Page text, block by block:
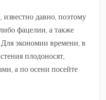
давно, поэтому
фацелии, а также
экономии времени, в
плодоносят,
а по осени посейте